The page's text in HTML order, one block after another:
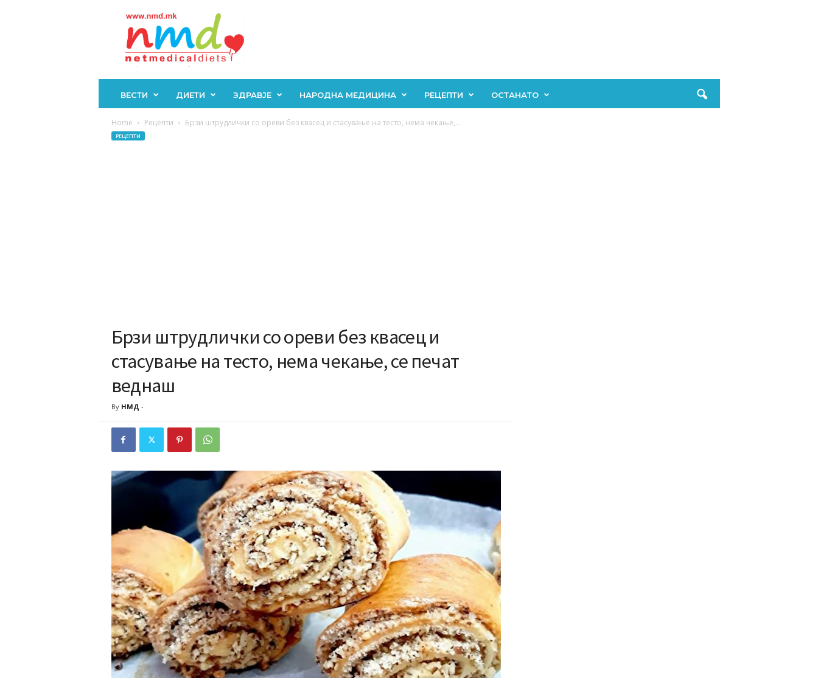
ВЕСТИ ДИЕТИ ЗДРАВЈЕ НАРОДНА МЕДИЦИНА РЕЦЕПТИ ОСТАНАТО
Home Рецепти Брзи штрудлички со ореви без квасец и стасување на тесто, нема чекање,...
РЕЦЕПТИ
Брзи штрудлички со ореви без квасец и
стасување на тесто, нема чекање, се печат
веднаш
By НМД -